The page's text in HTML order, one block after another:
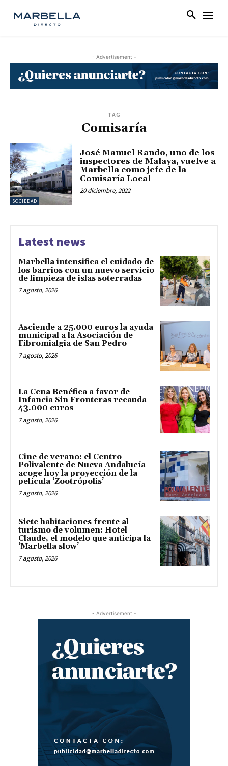
- Advertisement -
TAG
Comisaría
SOCIEDAD
José Manuel Rando, uno de los
inspectores de Malaya, vuelve a
Marbella como jefe de la
Comisaría Local
20 diciembre, 2022
Latest news
Marbella intensifica el cuidado de
los barrios con un nuevo servicio
de limpieza de islas soterradas
7 agosto, 2026
Asciende a 25.000 euros la ayuda
municipal a la Asociación de
Fibromialgia de San Pedro
7 agosto, 2026
La Cena Benéfica a favor de
Infancia Sin Fronteras recauda
43.000 euros
7 agosto, 2026
Cine de verano: el Centro
Polivalente de Nueva Andalucía
acoge hoy la proyección de la
película ‘Zootrópolis’
7 agosto, 2026
Siete habitaciones frente al
turismo de volumen: Hotel
Claude, el modelo que anticipa la
‘Marbella slow’
7 agosto, 2026
- Advertisement -